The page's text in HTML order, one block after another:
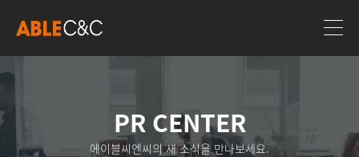
PR CENTER
에이블씨엔씨의 새 소식을 만나보세요.